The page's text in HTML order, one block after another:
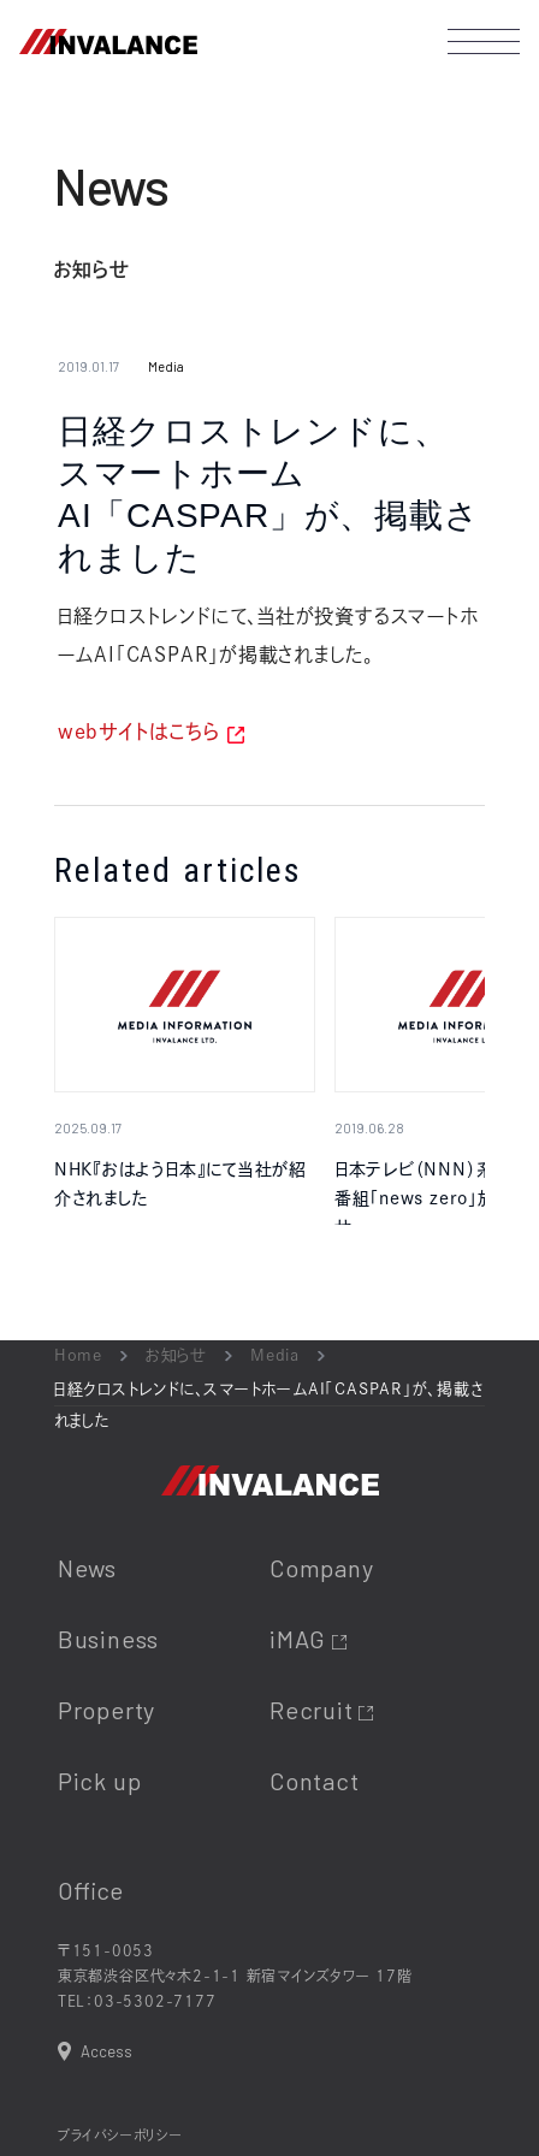
News
お知らせ
2019.01.17 Media
日経クロストレンドに、
スマートホーム
AI「CASPAR」が、掲載さ
れました
日経クロストレンドにて、当社が投資するスマートホ
ームAI「CASPAR」が掲載されました。
webサイトはこちら
Related articles
2025.09.17
NHK『おはよう日本』にて当社が紹
介されました
2019.06.28
日本テレビ（NNN）系列の
番組「news zero」放送の
せ
Home お知らせ Media
日経クロストレンドに、スマートホームAI「CASPAR」が、掲載さ
れました
News
Business
Property
Pick up
Company
iMAG
Recruit
Contact
Office
〒151-0053
東京都渋谷区代々木2-1-1 新宿マインズタワー 17階
TEL： 03-5302-7177
Access
プライバシーポリシー